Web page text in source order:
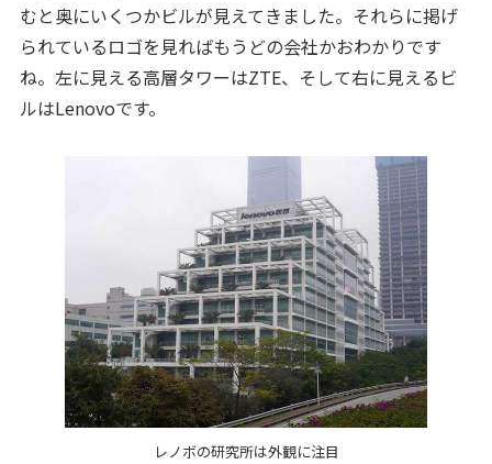
むと奥にいくつかビルが見えてきました。それらに掲げ
られているロゴを見ればもうどの会社かおわかりです
ね。左に見える高層タワーはZTE、そして右に見えるビ
ルはLenovoです。
レノボの研究所は外観に注目